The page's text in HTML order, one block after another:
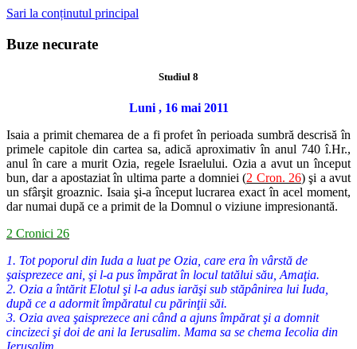
Sari la conținutul principal
Buze necurate
Studiul 8
Luni , 16 mai 2011
Isaia a primit chemarea de a fi profet în perioada sumbră descrisă în
primele capitole din cartea sa, adică aproximativ în anul 740 î.Hr.,
anul în care a murit Ozia, regele Israelului. Ozia a avut un început
bun, dar a apostaziat în ultima parte a domniei (2 Cron. 26) şi a avut
un sfârşit groaznic. Isaia şi-a început lucrarea exact în acel moment,
dar numai după ce a primit de la Domnul o viziune impresionantă.
2 Cronici 26
1. Tot poporul din Iuda a luat pe Ozia, care era în vârstă de
şaisprezece ani, şi l-a pus împărat în locul tatălui său, Amaţia.
2. Ozia a întărit Elotul şi l-a adus iarăşi sub stăpânirea lui Iuda,
după ce a adormit împăratul cu părinţii săi.
3. Ozia avea şaisprezece ani când a ajuns împărat şi a domnit
cincizeci şi doi de ani la Ierusalim. Mama sa se chema Iecolia din
Ierusalim.